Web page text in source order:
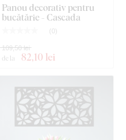
cu lac semi-mat, care
.Grosimeade3 mm
Panou decorativ pentru
bucătărie - Cascada
( 0)
de la 82,10 lei
109,50 lei